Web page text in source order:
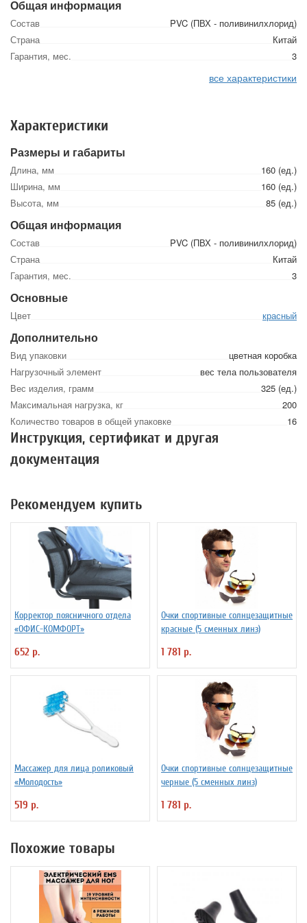
Общая информация
Состав
PVC (ПВХ - поливинилхлорид)
Страна
Китай
Гарантия, мес.
3
все характеристики
Характеристики
Размеры и габариты
Длина, мм
160 (ед.)
Ширина, мм
160 (ед.)
Высота, мм
85 (ед.)
Общая информация
Состав
PVC (ПВХ - поливинилхлорид)
Страна
Китай
Гарантия, мес.
3
Основные
Цвет красный
Дополнительно
Вид упаковки
цветная коробка
Нагрузочный элемент
вес тела пользователя
Вес изделия, грамм
325 (ед.)
Максимальная нагрузка, кг
200
Количество товаров в общей упаковке
16
Инструкция, сертификат и другая
документация
Рекомендуем купить
Корректор поясничного отдела
«ОФИС-КОМФОРТ»
652 р.
Очки спортивные солнцезащитные
красные (5 сменных линз)
1 781 р.
Массажер для лица роликовый
«Молодость»
519 р.
Очки спортивные солнцезащитные
черные (5 сменных линз)
1 781 р.
Похожие товары